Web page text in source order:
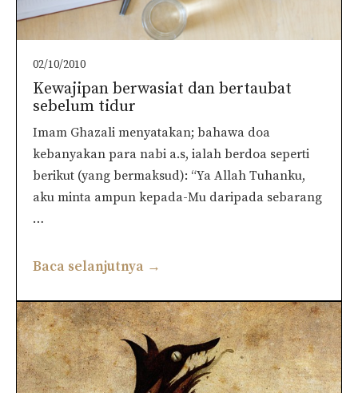
02/10/2010
Kewajipan berwasiat dan bertaubat
sebelum tidur
Imam Ghazali menyatakan; bahawa doa
kebanyakan para nabi a.s, ialah berdoa seperti
berikut (yang bermaksud): “Ya Allah Tuhanku,
aku minta ampun kepada-Mu daripada sebarang
…
Baca selanjutnya →